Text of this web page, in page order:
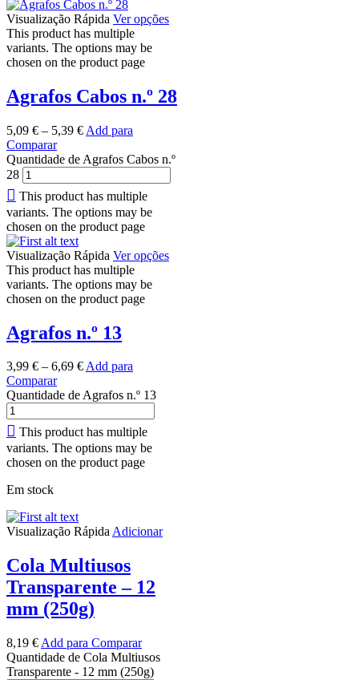
Visualização Rápida Ver opções
This product has multiple
variants. The options may be
chosen on the product page
Agrafos Cabos n.º 28
5,09 € – 5,39 € Add para
Comparar
Quantidade de Agrafos Cabos n.º
28
This product has multiple
variants. The options may be
chosen on the product page
Visualização Rápida Ver opções
This product has multiple
variants. The options may be
chosen on the product page
Agrafos n.º 13
3,99 € – 6,69 €Add para
Comparar
Quantidade de Agrafos n.º 13
This product has multiple
variants. The options may be
chosen on the product page
Em stock
Visualização RápidaAdicionar
Cola Multiusos
Transparente – 12
mm (250g)
8,19 € Add para Comparar
Quantidade de Cola Multiusos
Transparente - 12 mm (250g)